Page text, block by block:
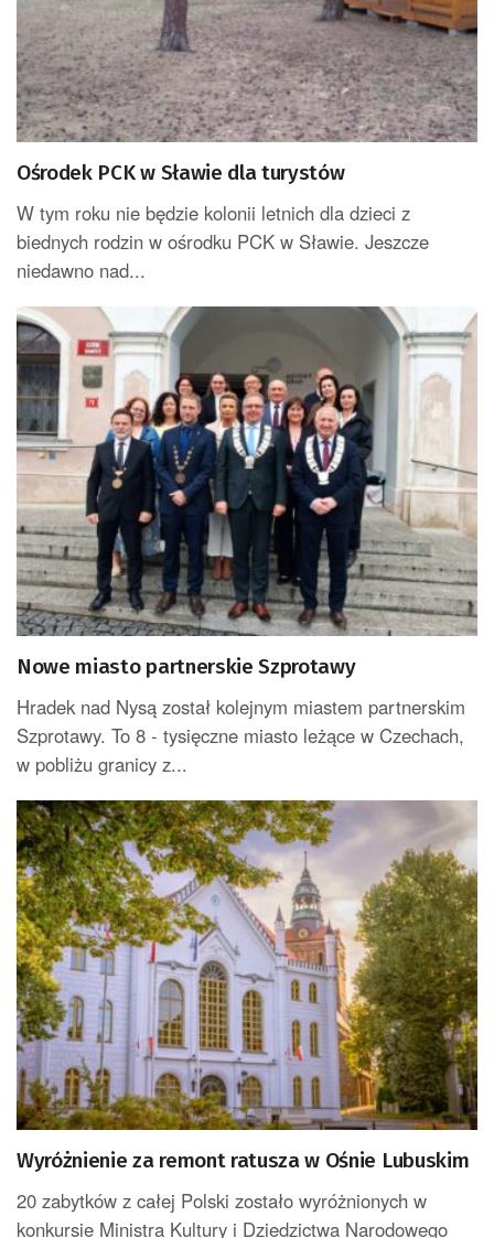
Ośrodek PCK w Sławie dla turystów
W tym roku nie będzie kolonii letnich dla dzieci z
biednych rodzin w ośrodku PCK w Sławie. Jeszcze
niedawno nad...
Nowe miasto partnerskie Szprotawy
Hradek nad Nysą został kolejnym miastem partnerskim
Szprotawy. To 8 - tysięczne miasto leżące w Czechach,
w pobliżu granicy z...
Wyróżnienie za remont ratusza w Ośnie Lubuskim
20 zabytków z całej Polski zostało wyróżnionych w
konkursie Ministra Kultury i Dziedzictwa Narodowego